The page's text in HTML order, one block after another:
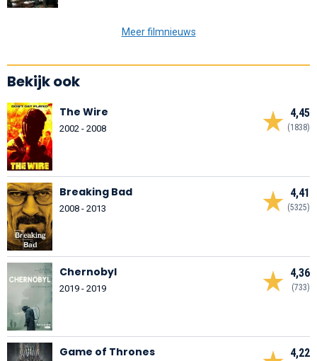
Meer filmnieuws
Bekijk ook
4,45
(1838)
The Wire
2002 - 2008
4,41
(5325)
Breaking Bad
2008 - 2013
4,36
(733)
Chernobyl
2019 - 2019
4,22
Game of Thrones